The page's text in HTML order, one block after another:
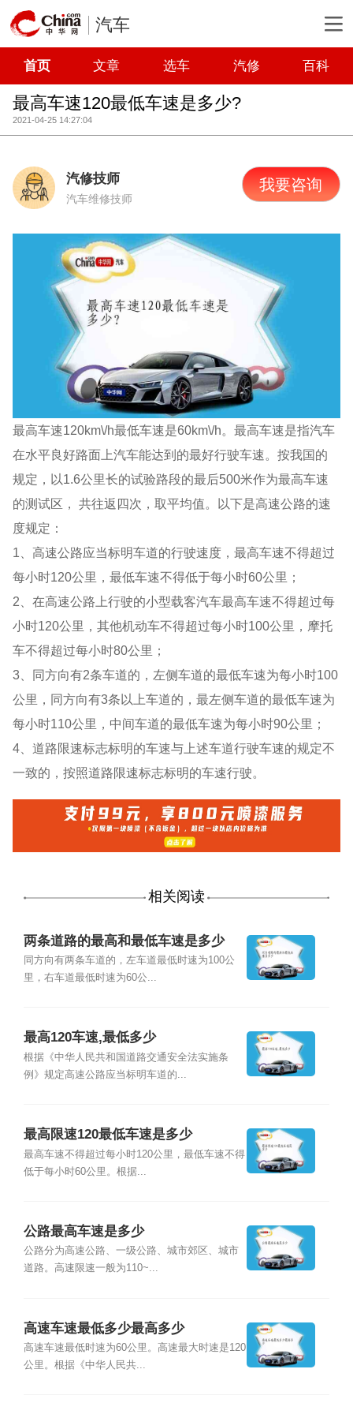
汽车
首页 文章 选车 汽修 百科
最高车速120最低车速是多少?
2021-04-25 14:27:04
汽修技师
汽车维修技师
我要咨询
最高车速120km\/h最低车速是60km\/h。最高车速是指汽车
在水平良好路面上汽车能达到的最好行驶车速。按我国的
规定，以1.6公里长的试验路段的最后500米作为最高车速
的测试区， 共往返四次，取平均值。以下是高速公路的速
度规定：
1、高速公路应当标明车道的行驶速度，最高车速不得超过
每小时120公里，最低车速不得低于每小时60公里；
2、在高速公路上行驶的小型载客汽车最高车速不得超过每
小时120公里，其他机动车不得超过每小时100公里，摩托
车不得超过每小时80公里；
3、同方向有2条车道的，左侧车道的最低车速为每小时100
公里，同方向有3条以上车道的，最左侧车道的最低车速为
每小时110公里，中间车道的最低车速为每小时90公里；
4、道路限速标志标明的车速与上述车道行驶车速的规定不
一致的，按照道路限速标志标明的车速行驶。
相关阅读
两条道路的最高和最低车速是多少
同方向有两条车道的，左车道最低时速为100公
里，右车道最低时速为60公...
最高120车速,最低多少
根据《中华人民共和国道路交通安全法实施条
例》规定高速公路应当标明车道的...
最高限速120最低车速是多少
最高车速不得超过每小时120公里，最低车速不得
低于每小时60公里。根据...
公路最高车速是多少
公路分为高速公路、一级公路、城市郊区、城市
道路。高速限速一般为110~...
高速车速最低多少最高多少
高速车速最低时速为60公里。高速最大时速是120
公里。根据《中华人民共...